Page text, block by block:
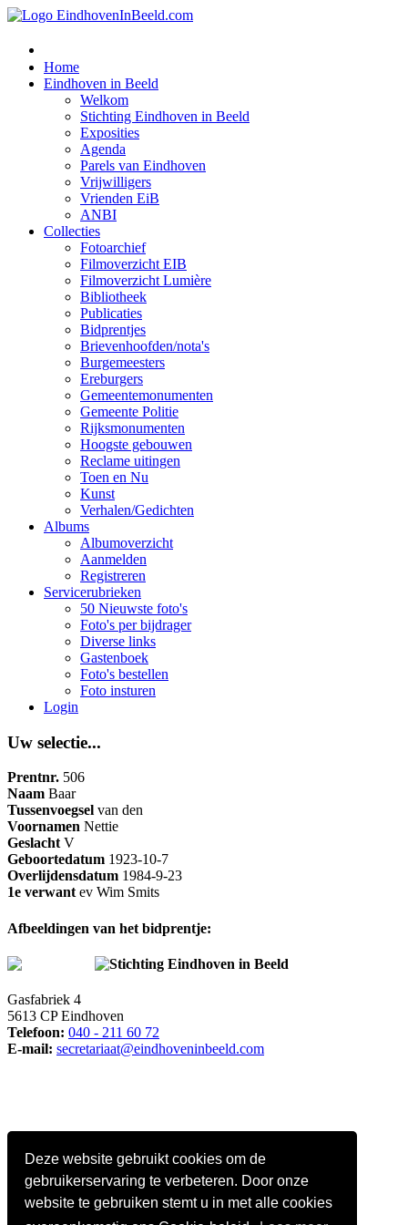
Deze website gebruikt cookies om de
gebruikerservaring te verbeteren. Door onze
website te gebruiken stemt u in met alle cookies
Home
Eindhoven in Beeld
Welkom
Stichting Eindhoven in Beeld
Exposities
Agenda
Parels van Eindhoven
Vrijwilligers
Vrienden EiB
ANBI
Collecties
Fotoarchief
Filmoverzicht EIB
Filmoverzicht Lumière
Bibliotheek
Publicaties
Bidprentjes
Brievenhoofden/nota's
Burgemeesters
Ereburgers
Gemeentemonumenten
Gemeente Politie
Rijksmonumenten
Hoogste gebouwen
Reclame uitingen
Toen en Nu
Kunst
Verhalen/Gedichten
Albums
Albumoverzicht
Aanmelden
Registreren
Servicerubrieken
50 Nieuwste foto's
Foto's per bijdrager
Diverse links
Gastenboek
Foto's bestellen
Foto insturen
Login
Uw selectie...
Prentnr. 506
Naam Baar
Tussenvoegsel van den
Voornamen Nettie
GeslachtV
Geboortedatum 1923-10-7
Overlijdensdatum 1984-9-23
1e verwantev Wim Smits
Afbeeldingen van het bidprentje:
Stichting Eindhoven in Beeld
Gasfabriek 4
5613 CP Eindhoven
Telefoon: 040 - 211 60 72
E-mail: secretariaat@eindhoveninbeeld.com